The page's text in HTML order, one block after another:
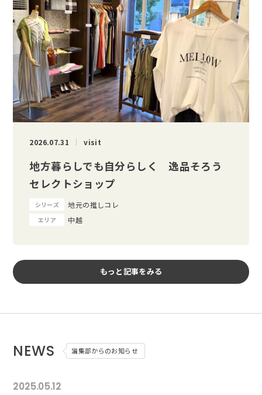
2026.07.31 visit
地方暮らしでも自分らしく 逸品そろう
セレクトショップ
シリーズ 地元の推しコレ
エリア 中越
もっと記事をみる
NEWS 編集部からのお知らせ
2025.05.12